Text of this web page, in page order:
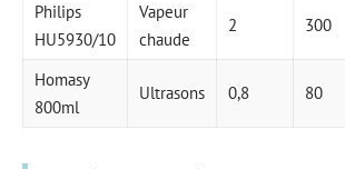
Philips
HU5930/10
Vapeur
chaude
2 300
Homasy
800ml
Ultrasons 0,8 80